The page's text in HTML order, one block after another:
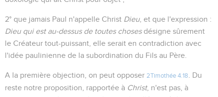
2° que jamais Paul n'appelle Christ Dieu, et que l'expression :
Dieu qui est au-dessus de toutes chosesdésigne sûrement
le Créateur tout-puissant, elle serait en contradiction avec
l'idée paulinienne de la subordination du Fils au Père.
A la première objection, on peut opposer 2Timothée 4.18
. Du
reste notre proposition, rapportée à Christ, n'est pas, à